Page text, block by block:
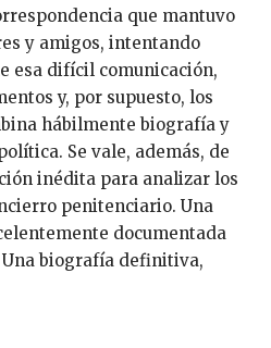
que mantuvo
y amigos, intentando
esa difícil comunicación,
y, por supuesto, los
hábilmente biografía y
Se vale, además, de
inédita para analizar los
penitenciario. Una
documentada
biografía definitiva,